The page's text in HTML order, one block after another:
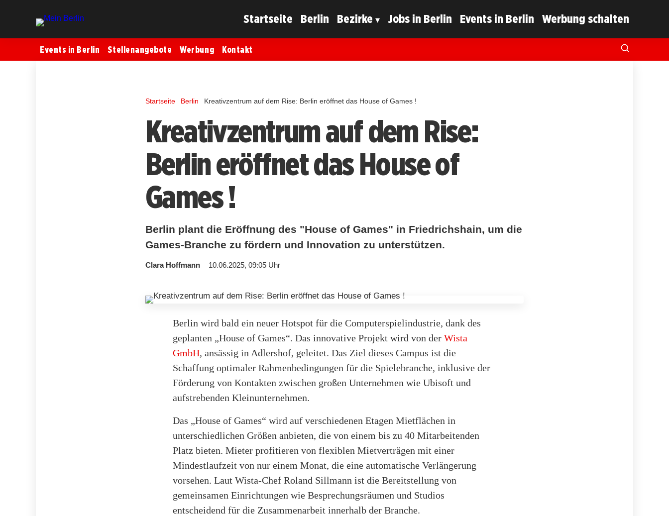
Startseite Berlin Bezirke Jobs in Berlin Events in Berlin Werbung schalten
Events in Berlin Stellenangebote Werbung Kontakt
Startseite Berlin Kreativzentrum auf dem Rise: Berlin eröffnet das House of Games !
Kreativzentrum auf dem Rise:
Berlin eröffnet das House of
Games !
Berlin plant die Eröffnung des "House of Games" in Friedrichshain, um die
Games-Branche zu fördern und Innovation zu unterstützen.
Clara Hoffmann 10.06.2025, 09:05 Uhr
Berlin wird bald ein neuer Hotspot für die Computerspielindustrie, dank des
geplanten „House of Games“. Das innovative Projekt wird von der Wista
GmbH, ansässig in Adlershof, geleitet. Das Ziel dieses Campus ist die
Schaffung optimaler Rahmenbedingungen für die Spielebranche, inklusive der
Förderung von Kontakten zwischen großen Unternehmen wie Ubisoft und
aufstrebenden Kleinunternehmen.
Das „House of Games“ wird auf verschiedenen Etagen Mietflächen in
unterschiedlichen Größen anbieten, die von einem bis zu 40 Mitarbeitenden
Platz bieten. Mieter profitieren von flexiblen Mietverträgen mit einer
Mindestlaufzeit von nur einem Monat, die eine automatische Verlängerung
vorsehen. Laut Wista-Chef Roland Sillmann ist die Bereitstellung von
gemeinsamen Einrichtungen wie Besprechungsräumen und Studios
entscheidend für die Zusammenarbeit innerhalb der Branche.